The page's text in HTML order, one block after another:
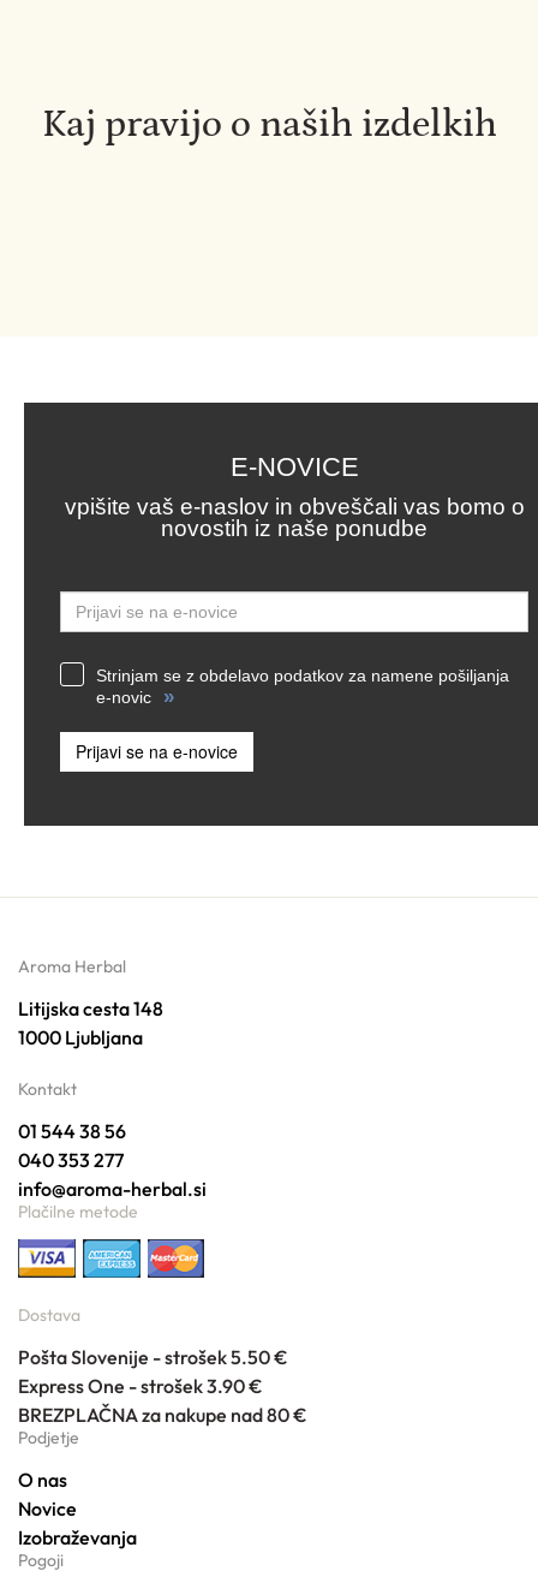
Kaj pravijo o naših izdelkih
E-NOVICE
vpišite vaš e-naslov in obveščali vas bomo o
novostih iz naše ponudbe
Strinjam se z obdelavo podatkov za namene pošiljanja
e-novic
»
Prijavi se na e-novice
Aroma Herbal
Litijska cesta 148
1000 Ljubljana
Kontakt
01 544 38 56
040 353 277
info@aroma-herbal.si
Plačilne metode
Dostava
Pošta Slovenije - strošek 5.50 €
Express One - strošek 3.90 €
BREZPLAČNA za nakupe nad 80 €
Podjetje
O nas
Novice
Izobraževanja
Pogoji